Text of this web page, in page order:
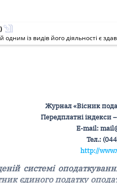
)
Журнал «Вісник
Передплатні індекси
Е-mail:
Тел.:
http://
системі
єдиного податку